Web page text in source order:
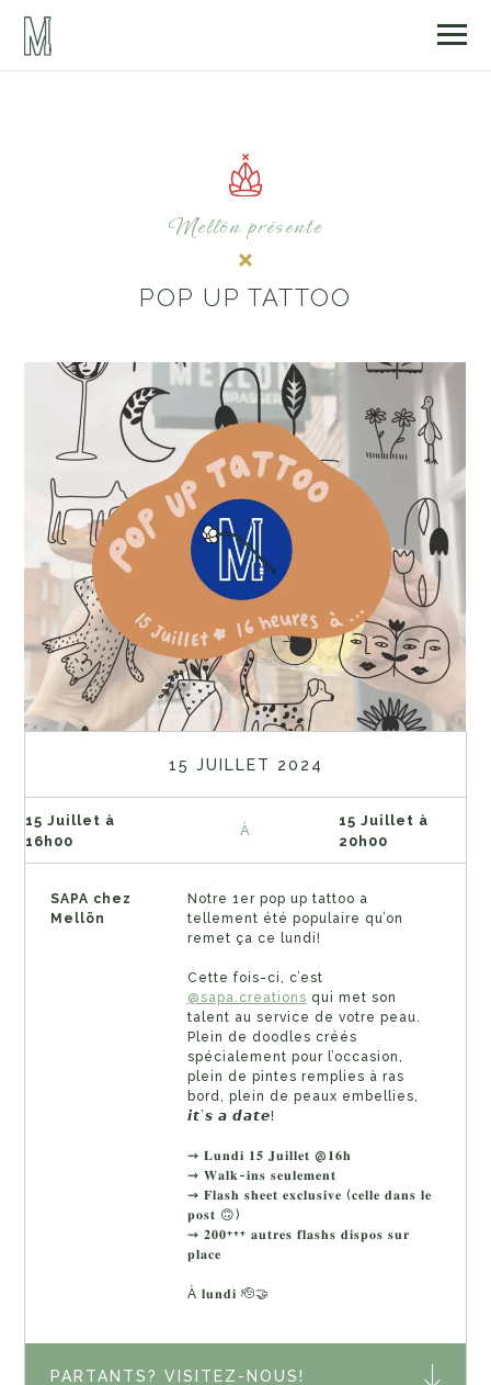
Mellön présente
POP UP TATTOO
15 JUILLET 2024
15 Juillet à
16h00
À
15 Juillet à
20h00
SAPA chez
Mellön
Notre 1er pop up tattoo a
tellement été populaire qu’on
remet ça ce lundi!
Cette fois-ci, c’est
@sapa.creations qui met son
talent au service de votre peau.
Plein de doodles créés
spécialement pour l’occasion,
plein de pintes remplies à ras
bord, plein de peaux embellies,
𝙞𝙩’𝙨 𝙖 𝙙𝙖𝙩𝙚!
⇝ 𝐋𝐮𝐧𝐝𝐢 𝟏𝟓 𝐉𝐮𝐢𝐥𝐥𝐞𝐭 @𝟏𝟔𝐡
⇝ 𝐖𝐚𝐥𝐤-𝐢𝐧𝐬 𝐬𝐞𝐮𝐥𝐞𝐦𝐞𝐧𝐭
⇝ 𝐅𝐥𝐚𝐬𝐡 𝐬𝐡𝐞𝐞𝐭 𝐞𝐱𝐜𝐥𝐮𝐬𝐢𝐯𝐞 (𝐜𝐞𝐥𝐥𝐞 𝐝𝐚𝐧𝐬 𝐥𝐞
𝐩𝐨𝐬𝐭 🙃)
⇝ 𝟐𝟎𝟎+++ 𝐚𝐮𝐭𝐫𝐞𝐬 𝐟𝐥𝐚𝐬𝐡𝐬 𝐝𝐢𝐬𝐩𝐨𝐬 𝐬𝐮𝐫
𝐩𝐥𝐚𝐜𝐞
À 𝐥𝐮𝐧𝐝𝐢 🫡🤝
PARTANTS? VISITEZ-NOUS!